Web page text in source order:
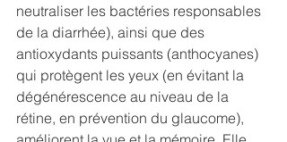
neutraliser les bactéries responsables
de la diarrhée), ainsi que des
antioxydants puissants (anthocyanes)
qui protègent les yeux (en évitant la
dégénérescence au niveau de la
rétine, en prévention du glaucome),